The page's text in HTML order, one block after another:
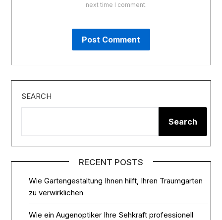
next time I comment.
SEARCH
Search
RECENT POSTS
Wie Gartengestaltung Ihnen hilft, Ihren Traumgarten
zu verwirklichen
Wie ein Augenoptiker Ihre Sehkraft professionell